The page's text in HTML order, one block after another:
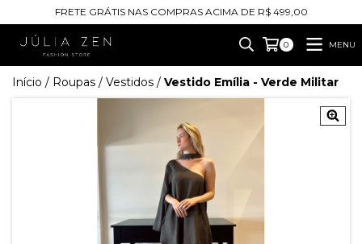
FRETE GRÁTIS NAS COMPRAS ACIMA DE R$ 499,00
0 MENU
Início / Roupas / Vestidos / Vestido Emília - Verde Militar